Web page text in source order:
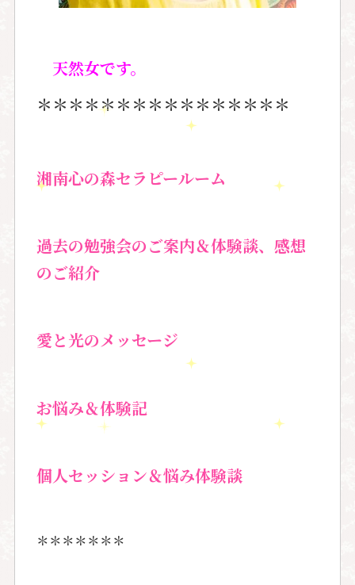
天然女です。
＊＊＊＊＊＊＊＊＊＊＊＊＊＊＊＊
湘南心の森セラピールーム
過去の勉強会のご案内＆体験談、感想
のご紹介
愛と光のメッセージ
お悩み＆体験記
個人セッション＆悩み体験談
＊＊＊＊＊＊＊